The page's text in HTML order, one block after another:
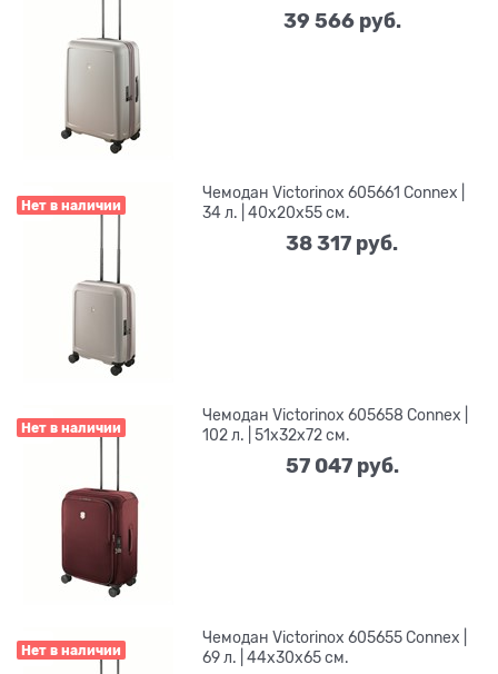
39 566 руб.
Нет в наличии
Чемодан Victorinox 605661 Connex |
34 л. | 40x20x55 см.
38 317 руб.
Нет в наличии
Чемодан Victorinox 605658 Connex |
102 л. | 51x32x72 см.
57 047 руб.
Нет в наличии
Чемодан Victorinox 605655 Connex |
69 л. | 44x30x65 см.